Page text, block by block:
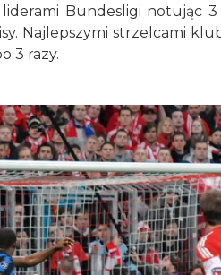
liderami Bundesligi notując
Najlepszymi strzelcami
3 razy.